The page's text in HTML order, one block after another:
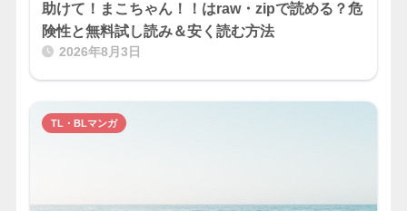
助けて！まこちゃん！！はraw・zipで読める？危
険性と無料試し読み＆安く読む方法
2026年8月3日
TL・BLマンガ